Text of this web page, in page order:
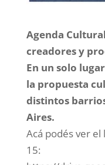
Agenda
creadores y
En un solo
la propuesta
distintos
Aires.
Acá podés ver
15: